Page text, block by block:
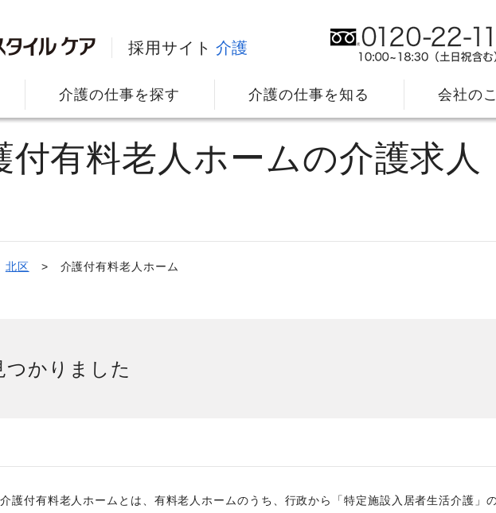
採用サイト 介護
介護の仕事を探す 介護の仕事を知る
資格取得サポート制度 福
会社の
社員主役のプロジェクト 職
付有料老人ホームの介護求人
北区 介護付有料老人ホーム
つかりました
介護付有料老人ホームとは、有料老人ホームのうち、行政から「特定施設入居者生活介護」